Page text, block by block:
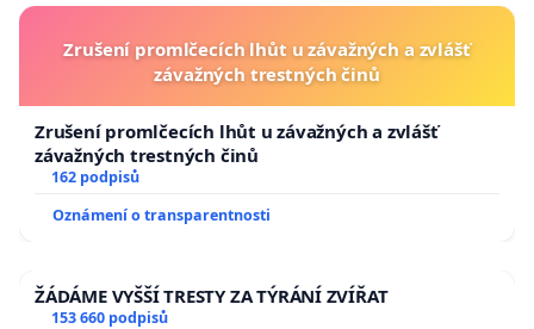
Zrušení promlčecích lhůt u závažných a zvlášť
závažných trestných činů
Zrušení promlčecích lhůt u závažných a zvlášť
závažných trestných činů
162 podpisů
Oznámení o transparentnosti
ŽÁDÁME VYŠŠÍ TRESTY ZA TÝRÁNÍ ZVÍŘAT
153 660 podpisů